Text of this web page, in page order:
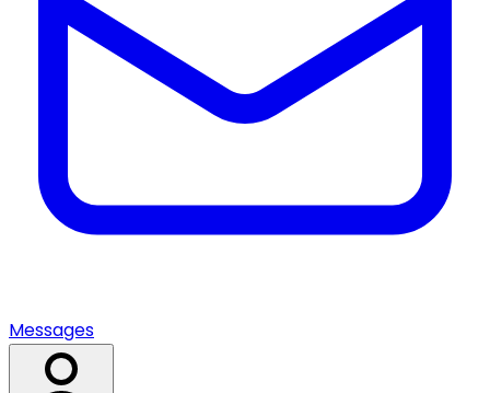
Messages